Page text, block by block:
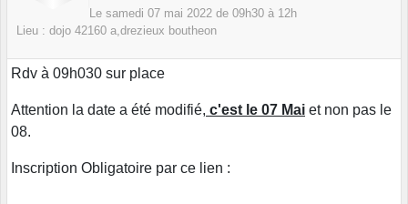
Le samedi 07 mai 2022 de 09h30 à 12h
Lieu : dojo 42160 a,drezieux boutheon
Rdv à 09h030 sur place
Attention la date a été modifié, c'est le 07 Mai et non pas le
08.
Inscription Obligatoire par ce lien :